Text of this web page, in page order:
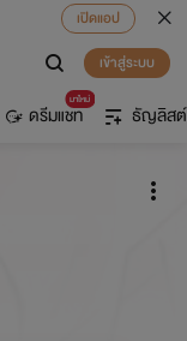
เปิดแอป
เข้าสู่ระบบ
มาใหม่
ดรีมแชท ธัญลิสต์